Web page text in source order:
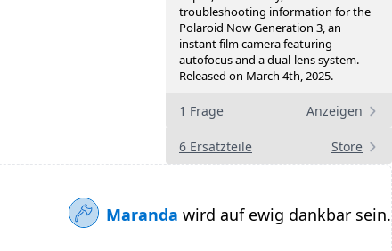
troubleshooting information for the
Polaroid Now Generation 3, an
instant film camera featuring
autofocus and a dual-lens system.
Released on March 4th, 2025.
1 Frage Anzeigen
6 Ersatzteile Store
Maranda wird auf ewig dankbar sein.